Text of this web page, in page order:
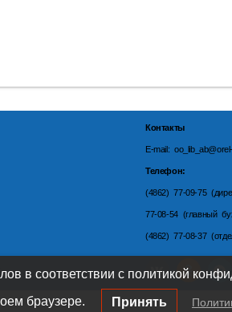
Контакты
E-mail:
Телефон:
(4862) 77-09-75
77-08-54 (главный
(4862) 77-08-37
в соответствии с политикой
браузере. Принять